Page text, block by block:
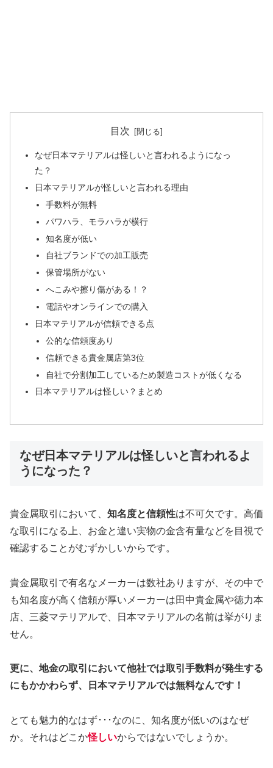
目次
なぜ日本マテリアルは怪しいと言われるようになっ
た？
日本マテリアルが怪しいと言われる理由
手数料が無料
パワハラ、モラハラが横行
知名度が低い
自社ブランドでの加工販売
保管場所がない
へこみや擦り傷がある！？
電話やオンラインでの購入
日本マテリアルが信頼できる点
公的な信頼度あり
信頼できる貴金属店第3位
自社で分割加工しているため製造コストが低くなる
日本マテリアルは怪しい？まとめ
なぜ日本マテリアルは怪しいと言われるよ
うになった？
貴金属取引において、 知名度と信頼性は不可欠です。高価
な取引になる上、お金と違い実物の金含有量などを目視で
確認することがむずかしいからです。
貴金属取引で有名なメーカーは数社ありますが、その中で
も知名度が高く信頼が厚いメーカーは田中貴金属や徳力本
店、三菱マテリアルで、日本マテリアルの名前は挙がりま
せん。
更に、地金の取引において他社では取引手数料が発生する
にもかかわらず、日本マテリアルでは無料なんです！
とても魅力的なはず･･･なのに、知名度が低いのはなぜ
か。それはどこか怪しいからではないでしょうか。